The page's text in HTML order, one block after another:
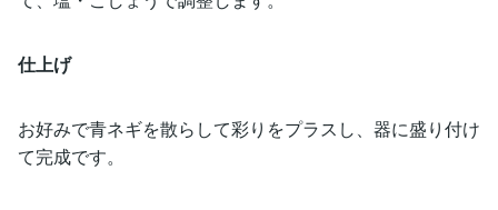
仕上げ
お好みで青ネギを散らして彩りをプラスし、器に盛り付け
て完成です。